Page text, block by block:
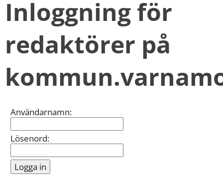
Inloggning för
redaktörer på
Inloggning
Användarnamn:
Lösenord:
(obligatorisk)
kan
informationen
bättre
dig?
Webbadress
sidan